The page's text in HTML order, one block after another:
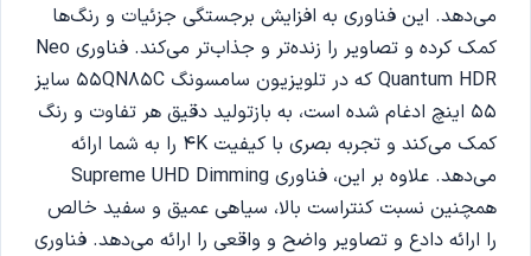
می‌دهد. این فناوری به افزایش برجستگی جزئیات و رنگ‌ها
کمک کرده و تصاویر را زنده‌تر و جذاب‌تر می‌کند. فناوری Neo
Quantum HDR که در تلویزیون سامسونگ 55QN85C سایز
55 اینچ ادغام شده است، به بازتولید دقیق هر تفاوت و رنگ
کمک می‌کند و تجربه بصری با کیفیت 4K را به شما ارائه
می‌دهد. علاوه بر این، فناوری Supreme UHD Dimming
همچنین نسبت کنتراست بالا، سیاهی عمیق و سفید خالص
را ارائه دادع و تصاویر واضح و واقعی را ارائه می‌دهد. فناوری